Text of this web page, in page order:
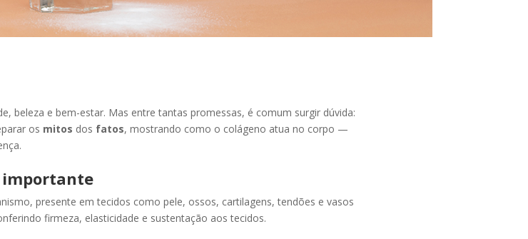
beleza e bem-estar. Mas entre tantas promessas, é comum surgir dúvida:
os mitos dos fatos, mostrando como o colágeno atua no corpo —
importante
presente em tecidos como pele, ossos, cartilagens, tendões e vasos
firmeza, elasticidade e sustentação aos tecidos.